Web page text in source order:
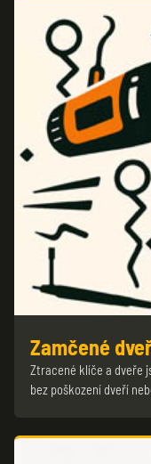
Zamčené
Ztracené klíče a dveře
bez poškození dveří